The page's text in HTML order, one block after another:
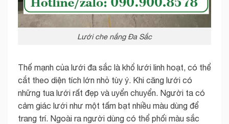
Lưới che nắng Đa Sắc
Thế mạnh của lưới đa sắc là khổ lưới linh hoạt, có thể
cắt theo diện tích lớn nhỏ tùy ý. Khi căng lưới có
những tua lưới rất đẹp và uyển chuyển. Người ta có
cảm giác lưới như một tấm bạt nhiều màu dùng để
trang trí. Ngoài ra người dùng có thể phối màu sắc